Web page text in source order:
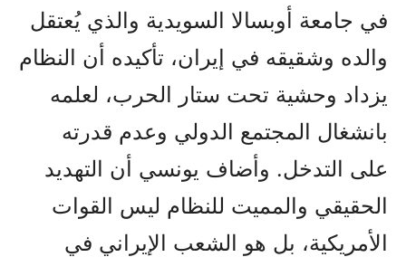
في جامعة أوبسالا السويدية والذي يُعتقل
والده وشقيقه في إيران، تأكيده أن النظام
يزداد وحشية تحت ستار الحرب، لعلمه
بانشغال المجتمع الدولي وعدم قدرته
على التدخل. وأضاف يونسي أن التهديد
الحقيقي والمميت للنظام ليس القوات
الأمريكية، بل هو الشعب الإيراني في